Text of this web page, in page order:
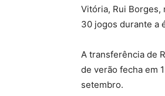
Vitória, Rui Borges,
30 jogos durante a
A transferência de
de verão fecha em
setembro.